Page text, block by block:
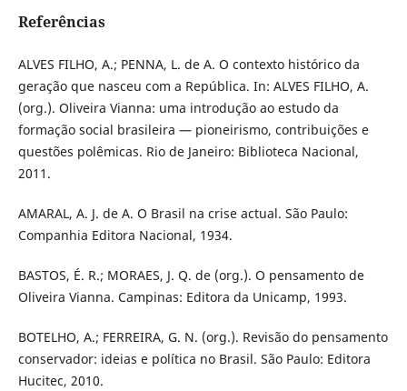
Referências
ALVES FILHO, A.; PENNA, L. de A. O contexto histórico da
geração que nasceu com a República. In: ALVES FILHO, A.
(org.). Oliveira Vianna: uma introdução ao estudo da
formação social brasileira — pioneirismo, contribuições e
questões polêmicas. Rio de Janeiro: Biblioteca Nacional,
2011.
AMARAL, A. J. de A. O Brasil na crise actual. São Paulo:
Companhia Editora Nacional, 1934.
BASTOS, É. R.; MORAES, J. Q. de (org.). O pensamento de
Oliveira Vianna. Campinas: Editora da Unicamp, 1993.
BOTELHO, A.; FERREIRA, G. N. (org.). Revisão do pensamento
conservador: ideias e política no Brasil. São Paulo: Editora
Hucitec, 2010.